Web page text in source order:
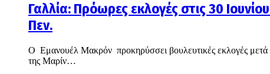
Γαλλία: Πρόωρες εκλογές στις 30
Πεν.
O Εμανουέλ Μακρόν προκηρύσσει βουλευτικές εκλογές μετά
της Μαρίν…